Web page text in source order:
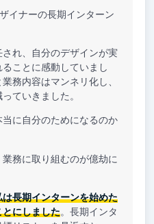
イナーの長期インターン
れ、自分のデザインが実
ことに感動していまし
務内容はマンネリ化し、
ていきました。
当に自分のためになるのか
務に取り組むのが億劫に
長期インターンを始めた
にしました。長期インタ